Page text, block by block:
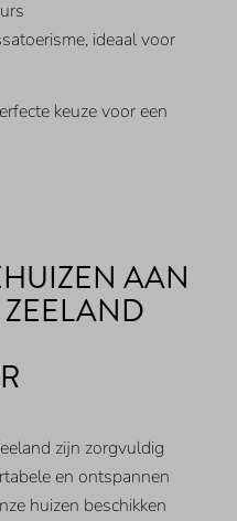
ideaal voor
keuze voor een
AAN
zijn zorgvuldig
en ontspannen
huizen beschikken